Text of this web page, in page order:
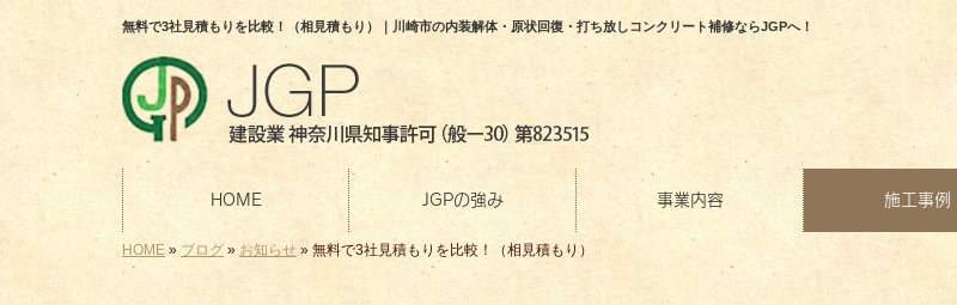
無料で3社見積もりを比較！（相見積もり）｜川崎市の内装解体・原状回復・打ち放しコンクリート補修ならJGPへ！
HOME JGPの強み 事業内容 施工事例
HOME » ブログ » お知らせ » 無料で3社見積もりを比較！（相見積もり）